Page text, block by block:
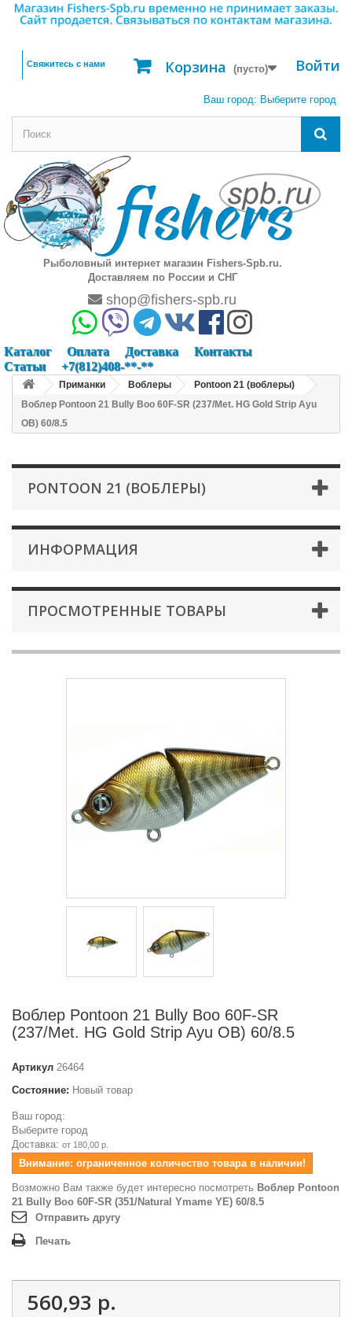
Войти
Корзина (пусто)
Свяжитесь с нами
Ваш город: Выберите город
Рыболовный интернет магазин Fishers-Spb.ru.
Доставляем по России и СНГ
shop@fishers-spb.ru
Каталог Оплата Доставка
Контакты
Статьи
+7(812)408-**-**
Приманки Воблеры
Pontoon 21 (воблеры)
Воблер Pontoon 21 Bully Boo 60F-SR (237/Met. HG Gold Strip Ayu
OB) 60/8.5
PONTOON 21 (ВОБЛЕРЫ)
ИНФОРМАЦИЯ
ПРОСМОТРЕННЫЕ ТОВАРЫ
Воблер Pontoon 21 Bully Boo 60F-SR
(237/Met. HG Gold Strip Ayu OB) 60/8.5
Артикул 26464
Состояние: Новый товар
Ваш город:
Выберите город
Доставка: от 180,00 р.
Внимание: ограниченное количество товара в наличии!
Возможно Вам также будет интересно посмотреть Воблер Pontoon
21 Bully Boo 60F-SR (351/Natural Ymame YE) 60/8.5
Отправить другу
Печать
560,93 р.